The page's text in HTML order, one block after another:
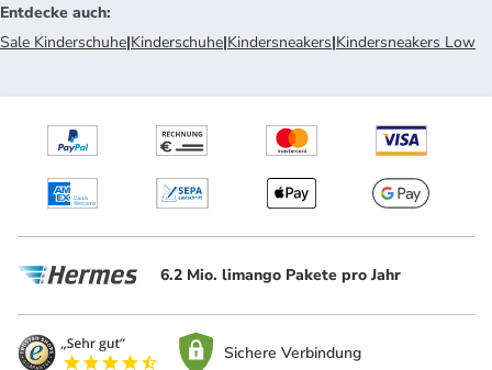
Entdecke auch:
Sale Kinderschuhe|Kinderschuhe|Kindersneakers|Kindersneakers Low
6.2 Mio. limango Pakete pro Jahr
Sichere Verbindung